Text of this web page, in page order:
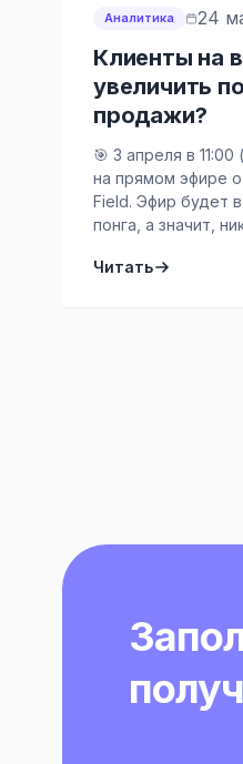
Аналитика 24
Клиенты на
увеличить
продажи?
🎯 3 апреля в
на прямом эфире
Field. Эфир будет
понга, а значит,
максимум пользы.
Читать